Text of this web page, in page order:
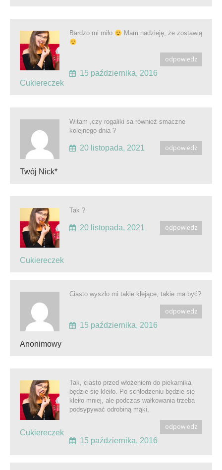
Cukiereczek
Bardzo mi miło Mam nadzieję, że zostawią
odpowiedz
15 października, 2016
Twój Nick*
Witam ,czy rogaliki sa również smaczne
kolejnego dnia ?
odpowiedz
20 listopada, 2021
Cukiereczek
Tak ?
odpowiedz
20 listopada, 2021
Anonimowy
Ciasto wyszło mi takie klejące, takie ma być?
odpowiedz
15 października, 2016
Cukiereczek
Tak, ciasto przed włożeniem do piekarnika
będzie się kleiło. Po schłodzeniu będzie się
kleiło mniej, ale podczas wałkowania trzeba
podsypywać odrobiną mąki,
odpowiedz
15 października, 2016